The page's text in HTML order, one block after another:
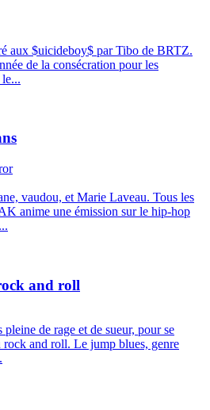
aux $uicideboy$ par Tibo de BRTZ.
de la consécration pour les
vaudou, et Marie Laveau. Tous les
anime une émission sur le hip-hop
and roll
de rage et de sueur, pour se
rock and roll. Le jump blues, genre